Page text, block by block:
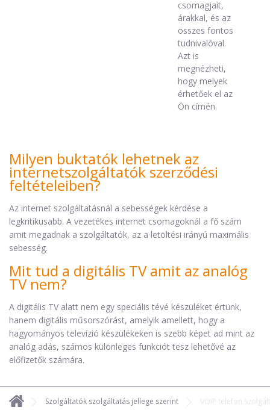
csomagjait,
árakkal, és az
összes fontos
tudnivalóval.
Azt is
megnézheti,
hogy melyek
érhetőek el az
Ön címén.
Milyen buktatók lehetnek az
internetszolgáltatók szerződési
feltételeiben?
Az internet szolgáltatásnál a sebességek kérdése a
legkritikusabb. A vezetékes internet csomagoknál a fő szám
amit megadnak a szolgáltatók, az a letöltési irányú maximális
sebesség.
Mit tud a digitális TV amit az analóg
TV nem?
A digitális TV alatt nem egy speciális tévé készüléket értünk,
hanem digitális műsorszórást, amelyik amellett, hogy a
hagyományos televízió készülékeken is szebb képet ad mint az
analóg adás, számos különleges funkciót tesz lehetővé az
előfizetők számára.
Szolgáltatók szolgáltatás jellege szerint VOIP telefon